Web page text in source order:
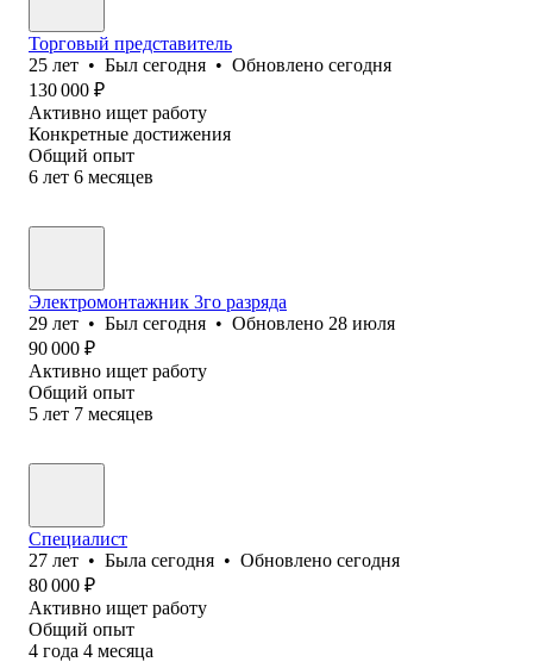
Торговый представитель
25 лет • Был сегодня • Обновлено сегодня
130 000 ₽
Активно ищет работу
Конкретные достижения
Общий опыт
6 лет 6 месяцев
Электромонтажник 3го разряда
29 лет • Был сегодня • Обновлено 28 июля
90 000 ₽
Активно ищет работу
Общий опыт
5 лет 7 месяцев
Специалист
27 лет • Была сегодня • Обновлено сегодня
80 000 ₽
Активно ищет работу
Общий опыт
4 года 4 месяца